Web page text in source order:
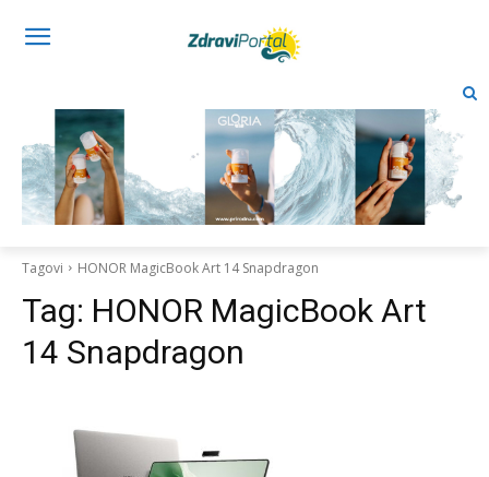
Tagovi HONOR MagicBook Art 14 Snapdragon
Tag: HONOR MagicBook Art
14 Snapdragon